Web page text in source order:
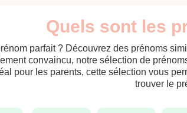
Quels sont les
parfait ? Découvrez des prénoms
convaincu, notre sélection de
pour les parents, cette sélection vous
trouver le